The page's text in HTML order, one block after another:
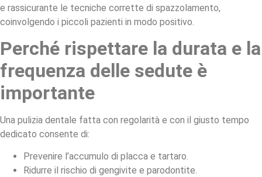
e rassicurante le tecniche corrette di spazzolamento,
coinvolgendo i piccoli pazienti in modo positivo.
Perché rispettare la durata e la
frequenza delle sedute è
importante
Una pulizia dentale fatta con regolarità e con il giusto tempo
dedicato consente di:
Prevenire l’accumulo di placca e tartaro.
Ridurre il rischio di gengivite e parodontite.